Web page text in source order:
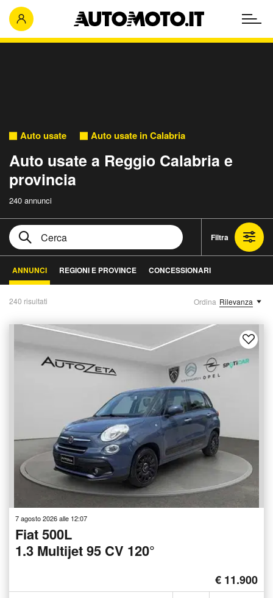
Auto usate Auto usate in Calabria
Auto usate a Reggio Calabria e
provincia
240 annunci
Filtra
ANNUNCI REGIONI E PROVINCE CONCESSIONARI
240 risultati Ordina Rilevanza
7 agosto 2026 alle 12:07
Fiat 500L
1.3 Multijet 95 CV 120°
€ 11.900